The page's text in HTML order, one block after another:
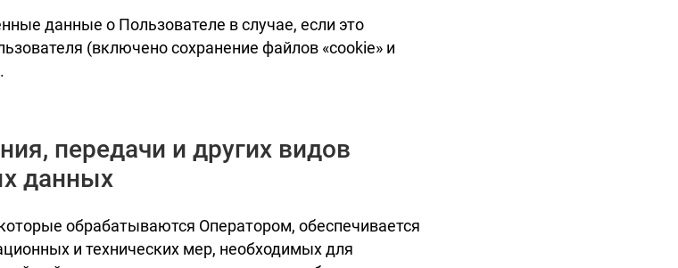
данные о Пользователе в случае, если это
(включено сохранение файлов «cookie» и
передачи и других видов
данных
обрабатываются Оператором, обеспечивается
и технических мер, необходимых для